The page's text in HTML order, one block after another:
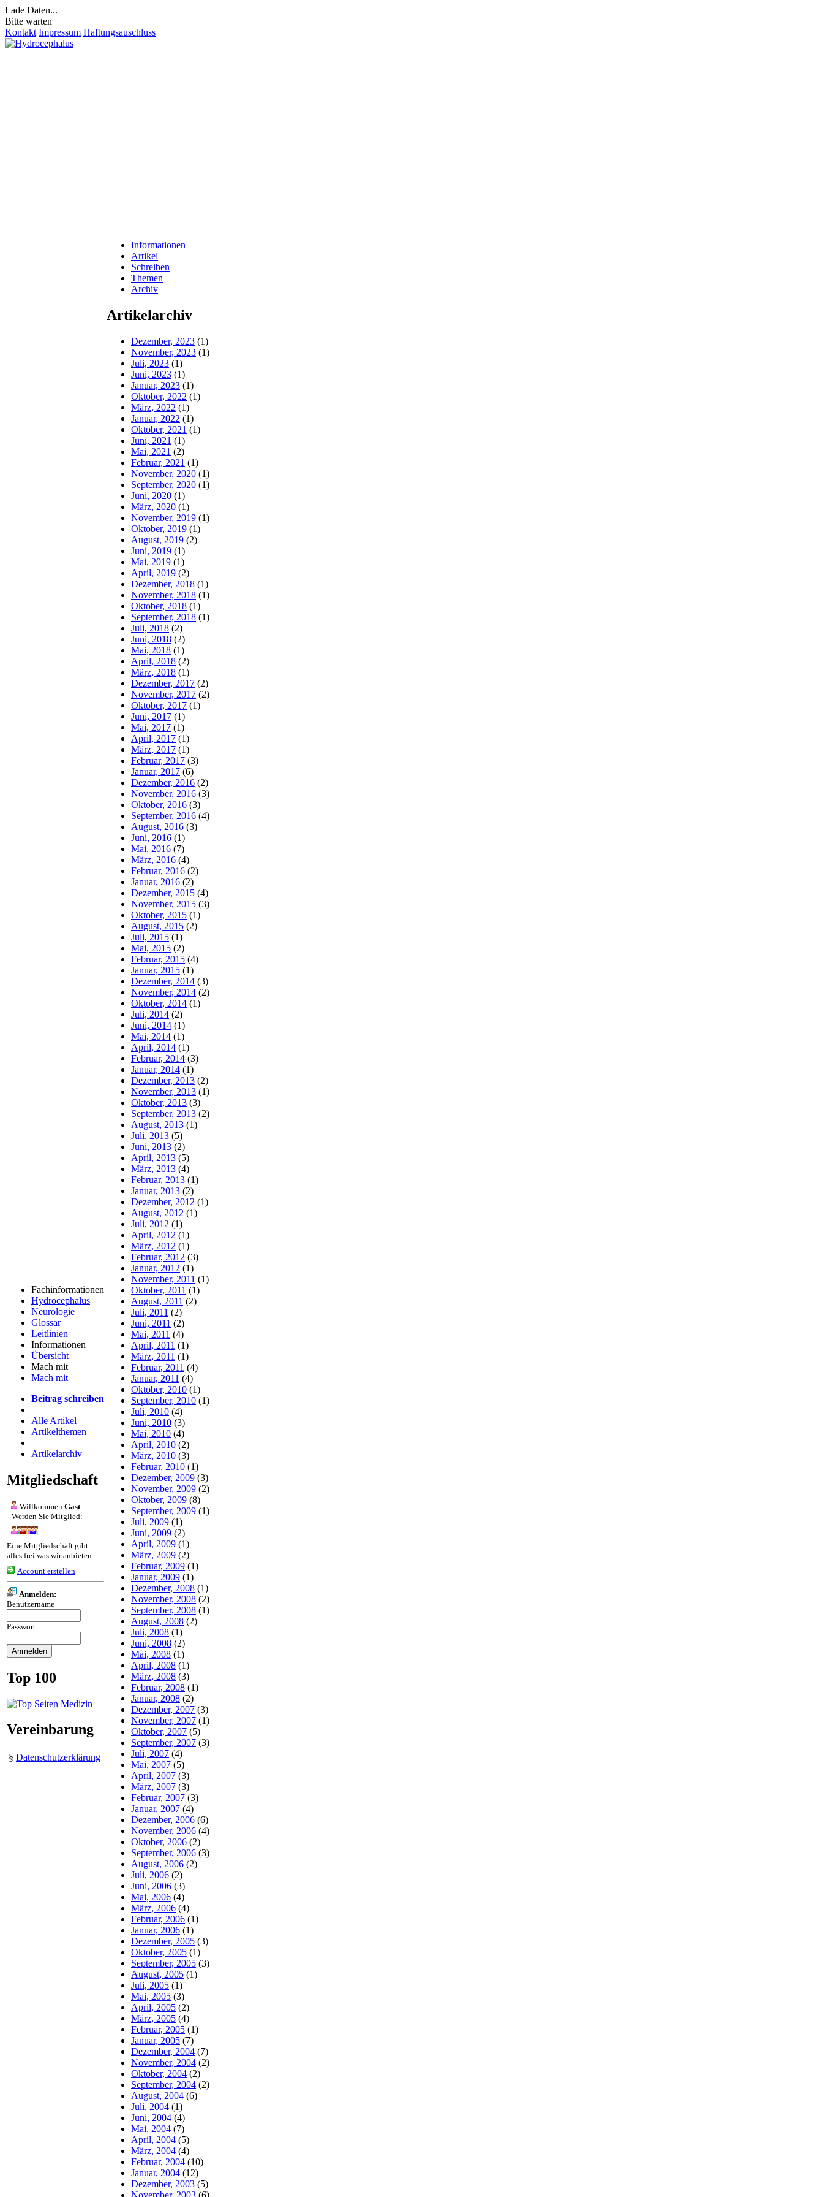
Lade Daten...
Bitte warten
Kontakt Impressum Haftungsauschluss
Fachinformationen
Hydrocephalus
Neurologie
Glossar
Leitlinien
Informationen
Übersicht
Mach mit
Mach mit
Beitrag schreiben
Alle Artikel
Artikelthemen
Artikelarchiv
Mitgliedschaft
Willkommen Gast
Werden Sie Mitglied:
Eine Mitgliedschaft gibt
alles frei was wir anbieten.
Account erstellen
Anmelden:
Benutzername
Passwort
Top 100
Vereinbarung
§ Datenschutzerklärung
Informationen
Artikel
Schreiben
Themen
Archiv
Artikelarchiv
Dezember, 2023 (1)
November, 2023 (1)
Juli, 2023 (1)
Juni, 2023 (1)
Januar, 2023 (1)
Oktober, 2022 (1)
März, 2022 (1)
Januar, 2022 (1)
Oktober, 2021 (1)
Juni, 2021 (1)
Mai, 2021 (2)
Februar, 2021 (1)
November, 2020 (1)
September, 2020 (1)
Juni, 2020 (1)
März, 2020 (1)
November, 2019 (1)
Oktober, 2019 (1)
August, 2019 (2)
Juni, 2019 (1)
Mai, 2019 (1)
April, 2019 (2)
Dezember, 2018 (1)
November, 2018 (1)
Oktober, 2018 (1)
September, 2018 (1)
Juli, 2018 (2)
Juni, 2018 (2)
Mai, 2018 (1)
April, 2018 (2)
März, 2018 (1)
Dezember, 2017 (2)
November, 2017 (2)
Oktober, 2017 (1)
Juni, 2017 (1)
Mai, 2017 (1)
April, 2017 (1)
März, 2017 (1)
Februar, 2017 (3)
Januar, 2017 (6)
Dezember, 2016 (2)
November, 2016 (3)
Oktober, 2016 (3)
September, 2016 (4)
August, 2016 (3)
Juni, 2016 (1)
Mai, 2016 (7)
März, 2016 (4)
Februar, 2016 (2)
Januar, 2016 (2)
Dezember, 2015 (4)
November, 2015 (3)
Oktober, 2015 (1)
August, 2015 (2)
Juli, 2015 (1)
Mai, 2015 (2)
Februar, 2015 (4)
Januar, 2015 (1)
Dezember, 2014 (3)
November, 2014 (2)
Oktober, 2014 (1)
Juli, 2014 (2)
Juni, 2014 (1)
Mai, 2014 (1)
April, 2014 (1)
Februar, 2014 (3)
Januar, 2014 (1)
Dezember, 2013 (2)
November, 2013 (1)
Oktober, 2013 (3)
September, 2013 (2)
August, 2013 (1)
Juli, 2013 (5)
Juni, 2013 (2)
April, 2013 (5)
März, 2013 (4)
Februar, 2013 (1)
Januar, 2013 (2)
Dezember, 2012 (1)
August, 2012 (1)
Juli, 2012 (1)
April, 2012 (1)
März, 2012 (1)
Februar, 2012 (3)
Januar, 2012 (1)
November, 2011 (1)
Oktober, 2011 (1)
August, 2011 (2)
Juli, 2011 (2)
Juni, 2011 (2)
Mai, 2011 (4)
April, 2011 (1)
März, 2011 (1)
Februar, 2011 (4)
Januar, 2011 (4)
Oktober, 2010 (1)
September, 2010 (1)
Juli, 2010 (4)
Juni, 2010 (3)
Mai, 2010 (4)
April, 2010 (2)
März, 2010 (3)
Februar, 2010 (1)
Dezember, 2009 (3)
November, 2009 (2)
Oktober, 2009 (8)
September, 2009 (1)
Juli, 2009 (1)
Juni, 2009 (2)
April, 2009 (1)
März, 2009 (2)
Februar, 2009 (1)
Januar, 2009 (1)
Dezember, 2008 (1)
November, 2008 (2)
September, 2008 (1)
August, 2008 (2)
Juli, 2008 (1)
Juni, 2008 (2)
Mai, 2008 (1)
April, 2008 (1)
März, 2008 (3)
Februar, 2008 (1)
Januar, 2008 (2)
Dezember, 2007 (3)
November, 2007 (1)
Oktober, 2007 (5)
September, 2007 (3)
Juli, 2007 (4)
Mai, 2007 (5)
April, 2007 (3)
März, 2007 (3)
Februar, 2007 (3)
Januar, 2007 (4)
Dezember, 2006 (6)
November, 2006 (4)
Oktober, 2006 (2)
September, 2006 (3)
August, 2006 (2)
Juli, 2006 (2)
Juni, 2006 (3)
Mai, 2006 (4)
März, 2006 (4)
Februar, 2006 (1)
Januar, 2006 (1)
Dezember, 2005 (3)
Oktober, 2005 (1)
September, 2005 (3)
August, 2005 (1)
Juli, 2005 (1)
Mai, 2005 (3)
April, 2005 (2)
März, 2005 (4)
Februar, 2005 (1)
Januar, 2005 (7)
Dezember, 2004 (7)
November, 2004 (2)
Oktober, 2004 (2)
September, 2004 (2)
August, 2004 (6)
Juli, 2004 (1)
Juni, 2004 (4)
Mai, 2004 (7)
April, 2004 (5)
März, 2004 (4)
Februar, 2004 (10)
Januar, 2004 (12)
Dezember, 2003 (5)
November, 2003 (6)